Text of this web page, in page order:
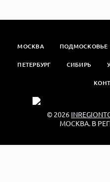
МОСКВА ПОДМОСКОВЬЕ
ПЕТЕРБУРГ СИБИРЬ
© 2026
МОСКВА. В